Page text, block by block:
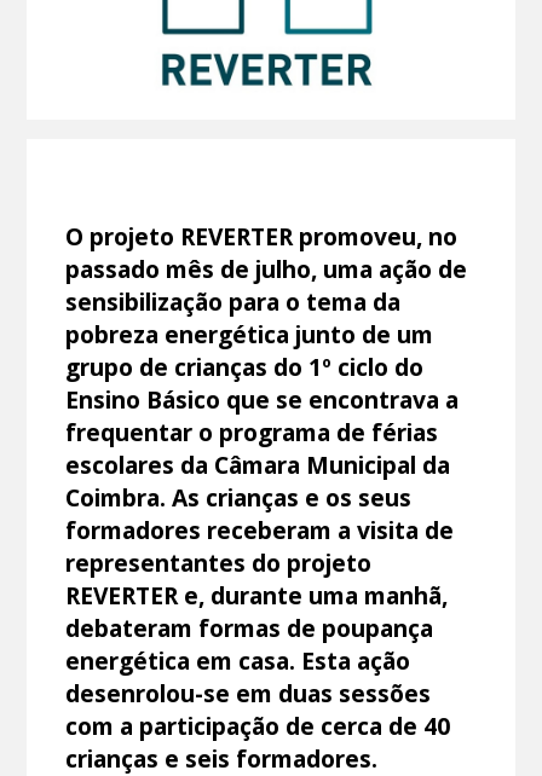
O projeto REVERTER promoveu, no
passado mês de julho, uma ação de
sensibilização para o tema da
pobreza energética junto de um
grupo de crianças do 1º ciclo do
Ensino Básico que se encontrava a
frequentar o programa de férias
escolares da Câmara Municipal da
Coimbra. As crianças e os seus
formadores receberam a visita de
representantes do projeto
REVERTER e, durante uma manhã,
debateram formas de poupança
energética em casa. Esta ação
desenrolou-se em duas sessões
com a participação de cerca de 40
crianças e seis formadores.